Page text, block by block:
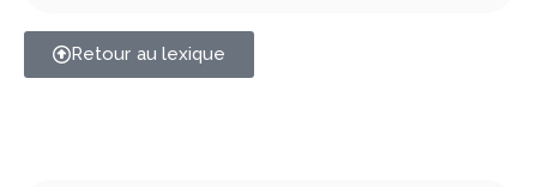
Retour au lexique